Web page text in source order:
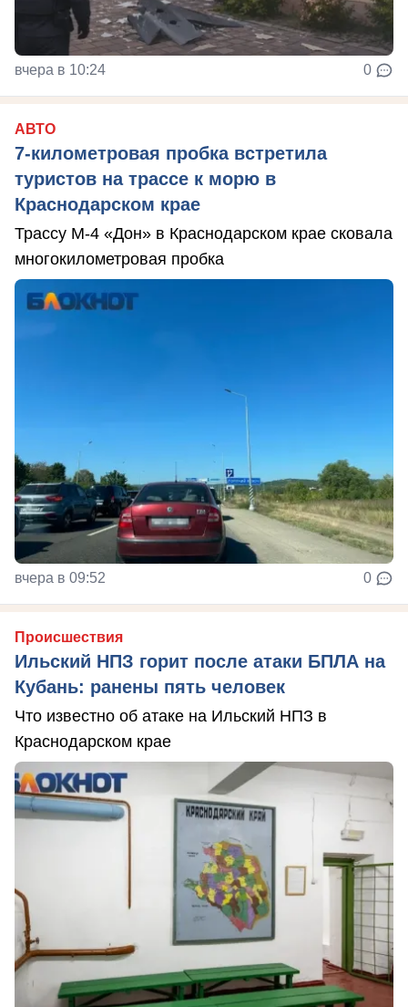
вчера в 10:24 0
АВТО
7-километровая пробка встретила
туристов на трассе к морю в
Краснодарском крае
Трассу М-4 «Дон» в Краснодарском крае сковала
многокилометровая пробка
вчера в 09:52 0
Происшествия
Ильский НПЗ горит после атаки БПЛА на
Кубань: ранены пять человек
Что известно об атаке на Ильский НПЗ в
Краснодарском крае